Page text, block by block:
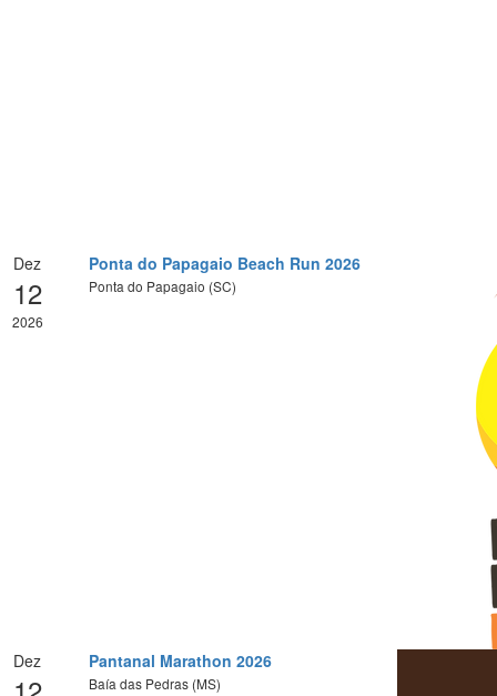
Dez
12
2026
Ponta do Papagaio Beach Run 2026
Ponta do Papagaio (SC)
Dez Pantanal Marathon 2026
Baía das Pedras (MS)